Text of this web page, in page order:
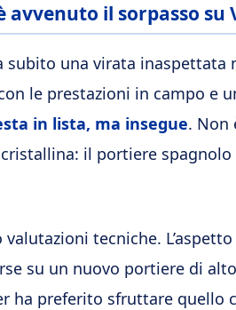
il sorpasso su
subito una virata
le prestazioni in campo e
in lista, ma insegue. Non
il portiere
tecniche.
su un nuovo portiere di
ha preferito sfruttare quello